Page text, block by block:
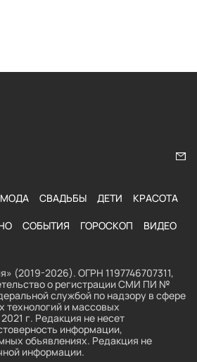
МОДА СВАДЬБЫ ДЕТИ КРАСОТА
СОБЫТИЯ ГОРОСКОП ВИДЕО
(2019-2026). ОГРН 1197746707311,
о регистрации СМИ ПИ №
службой по надзору в сфере
технологий и массовых
г. Редакция не несет
информации,
объявлениях. Редакция не
информации.